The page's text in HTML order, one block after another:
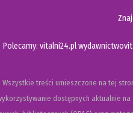
Polecamy: vitalni24.pl
Wszystkie treści umieszczone na tej
dostępnych aktualnie